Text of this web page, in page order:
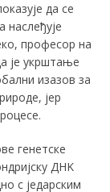
да се
наслеђује
професор на
је укрштање
изазов за
јер
генетске
ДНK
с једарским